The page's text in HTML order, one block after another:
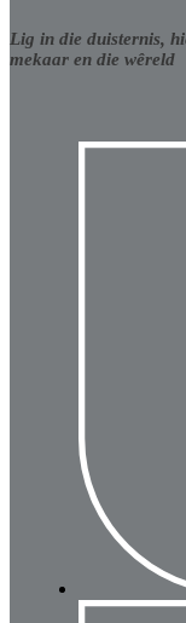
Lig in die duisternis,
mekaar en die wêreld